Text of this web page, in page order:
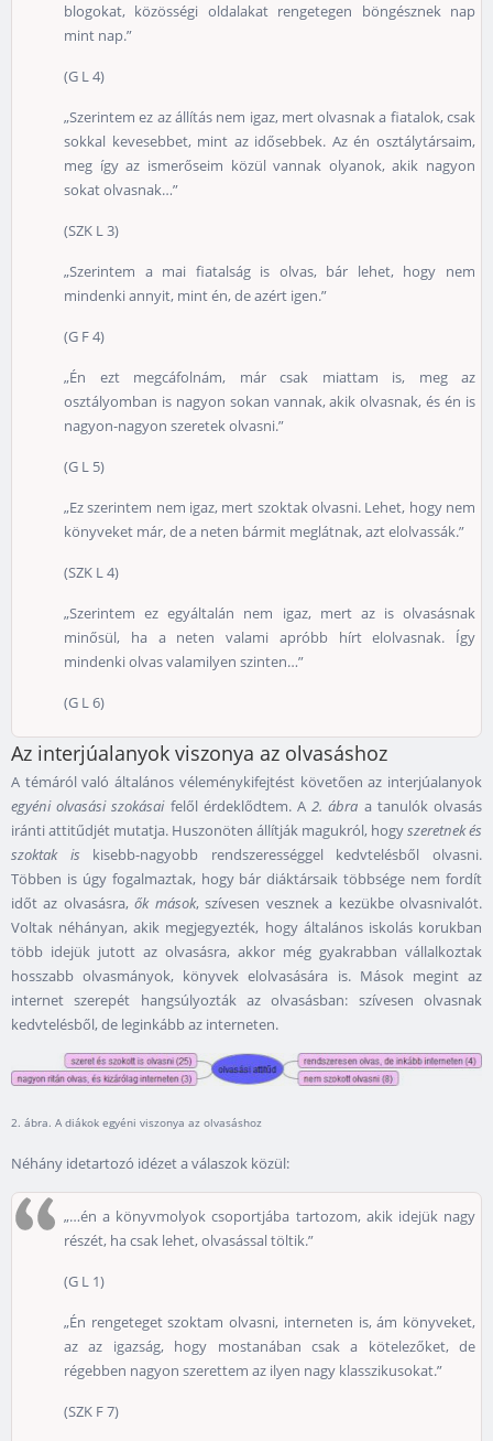
blogokat, közösségi oldalakat rengetegen böngésznek nap
mint nap.”
(G L 4)
„Szerintem ez az állítás nem igaz, mert olvasnak a fiatalok, csak
sokkal kevesebbet, mint az idősebbek. Az én osztálytársaim,
meg így az ismerőseim közül vannak olyanok, akik nagyon
sokat olvasnak…”
(SZK L 3)
„Szerintem a mai fiatalság is olvas, bár lehet, hogy nem
mindenki annyit, mint én, de azért igen.”
(G F 4)
„Én ezt megcáfolnám, már csak miattam is, meg az
osztályomban is nagyon sokan vannak, akik olvasnak, és én is
nagyon-nagyon szeretek olvasni.”
(G L 5)
„Ez szerintem nem igaz, mert szoktak olvasni. Lehet, hogy nem
könyveket már, de a neten bármit meglátnak, azt elolvassák.”
(SZK L 4)
„Szerintem ez egyáltalán nem igaz, mert az is olvasásnak
minősül, ha a neten valami apróbb hírt elolvasnak. Így
mindenki olvas valamilyen szinten…”
(G L 6)
Az interjúalanyok viszonya az olvasáshoz
A témáról való általános véleménykifejtést követően az interjúalanyok
egyéni olvasási szokásaifelől érdeklődtem. A2. ábra a tanulók olvasás
iránti attitűdjét mutatja. Huszonöten állítják magukról, hogyszeretnek és
szoktak is kisebb-nagyobb rendszerességgel kedvtelésből olvasni.
Többen is úgy fogalmaztak, hogy bár diáktársaik többsége nem fordít
időt az olvasásra,ők mások, szívesen vesznek a kezükbe olvasnivalót.
Voltak néhányan, akik megjegyezték, hogy általános iskolás korukban
több idejük jutott az olvasásra, akkor még gyakrabban vállalkoztak
hosszabb olvasmányok, könyvek elolvasására is. Mások megint az
internet szerepét hangsúlyozták az olvasásban: szívesen olvasnak
kedvtelésből, de leginkább az interneten.
2. ábra. A diákok egyéni viszonya az olvasáshoz
Néhány idetartozó idézet a válaszok közül:
„…én a könyvmolyok csoportjába tartozom, akik idejük nagy
részét, ha csak lehet, olvasással töltik.”
(G L 1)
„Én rengeteget szoktam olvasni, interneten is, ám könyveket,
az az igazság, hogy mostanában csak a kötelezőket, de
régebben nagyon szerettem az ilyen nagy klasszikusokat.”
(SZK F 7)